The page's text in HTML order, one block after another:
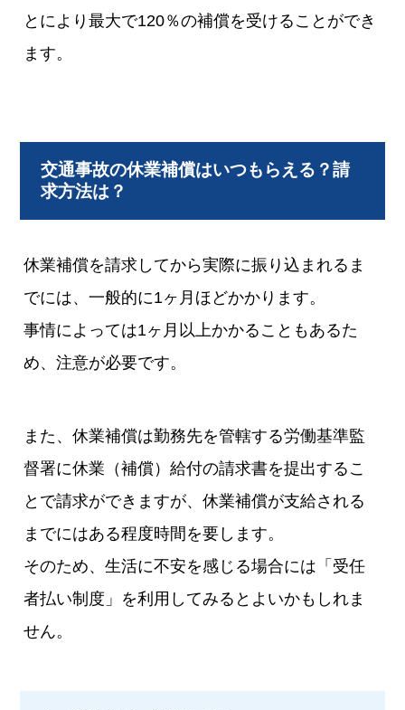
とにより最大で120％の補償を受けることができ
ます。
交通事故の休業補償はいつもらえる？請
求方法は？
休業補償を請求してから実際に振り込まれるま
でには、一般的に1ヶ月ほどかかります。
事情によっては1ヶ月以上かかることもあるた
め、注意が必要です。
また、休業補償は勤務先を管轄する労働基準監
督署に休業（補償）給付の請求書を提出するこ
とで請求ができますが、休業補償が支給される
までにはある程度時間を要します。
そのため、生活に不安を感じる場合には「受任
者払い制度」を利用してみるとよいかもしれま
せん。